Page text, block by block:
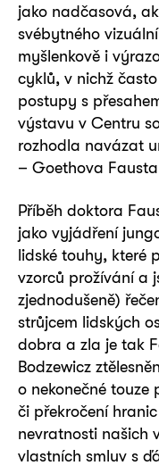
jako nadčasová,
svébytného
myšlenkově i
cyklů, v nichž
postupy s
výstavu v Centru
rozhodla navázat
– Goethova
Příběh doktora
jako vyjádření
lidské touhy, které
vzorců prožívání a
zjednodušeně)
strůjcem lidských
dobra a zla je tak
Bodzewicz
o nekonečné touze
či překročení
nevratnosti našich
vlastních smluv s